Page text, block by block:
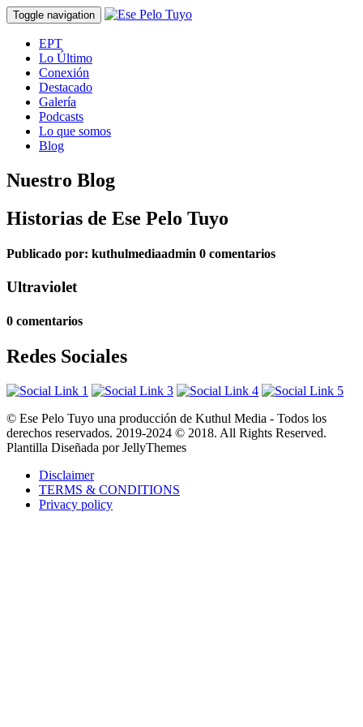
Toggle navigation
EPT
Lo Último
Conexión
Destacado
Galería
Podcasts
Lo que somos
Blog
Nuestro Blog
Historias de Ese Pelo Tuyo
Publicado por: kuthulmediaadmin 0 comentarios
Ultraviolet
0 comentarios
Redes Sociales
© Ese Pelo Tuyo una producción de Kuthul Media - Todos los
derechos reservados. 2019-2024 © 2018. All Rights Reserved.
Plantilla Diseñada por JellyThemes
Disclaimer
TERMS & CONDITIONS
Privacy policy